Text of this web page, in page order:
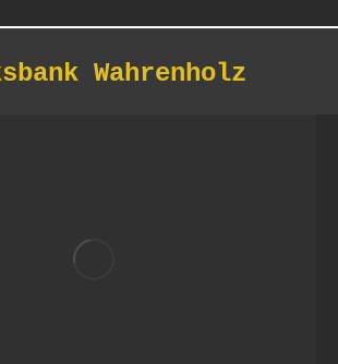
Wahrenholz